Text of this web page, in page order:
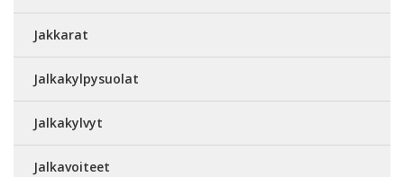
Jakkarat
Jalkakylpysuolat
Jalkakylvyt
Jalkavoiteet